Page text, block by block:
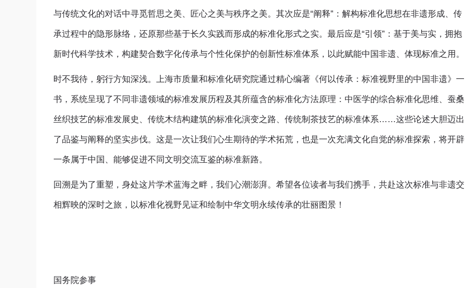
与传统文化的对话中寻觅哲思之美、匠心之美与秩序之美。其次应是“阐释”：解构标准化思想在非遗形成、传
承过程中的隐形脉络，还原那些基于长久实践而形成的标准化形式之实。最后应是“引领”：基于美与实，拥抱
新时代科学技术，构建契合数字化传承与个性化保护的创新性标准体系，以此赋能中国非遗、体现标准之用。
时不我待，躬行方知深浅。上海市质量和标准化研究院通过精心编著《何以传承：标准视野里的中国非遗》一
书，系统呈现了不同非遗领域的标准发展历程及其所蕴含的标准化方法原理：中医学的综合标准化思维、蚕桑
丝织技艺的标准发展史、传统木结构建筑的标准化演变之路、传统制茶技艺的标准体系……这些论述大胆迈出
了品鉴与阐释的坚实步伐。这是一次让我们心生期待的学术拓荒，也是一次充满文化自觉的标准探索，将开辟
一条属于中国、能够促进不同文明交流互鉴的标准新路。
回溯是为了重塑，身处这片学术蓝海之畔，我们心潮澎湃。希望各位读者与我们携手，共赴这次标准与非遗交
相辉映的深时之旅，以标准化视野见证和绘制中华文明永续传承的壮丽图景！
国务院参事